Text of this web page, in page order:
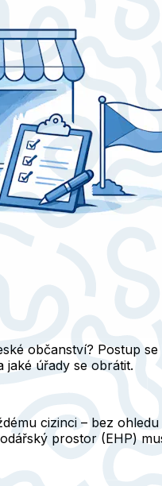
občanství? Postup
jaké úřady se obrátit.
cizinci – bez
prostor (EHP)